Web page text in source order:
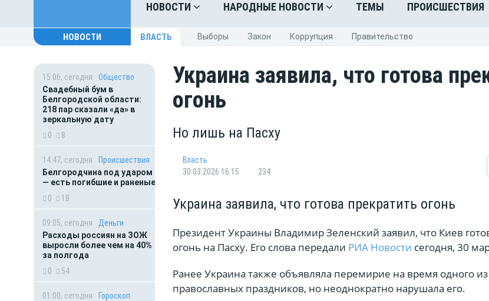
НОВОСТИ НАРОДНЫЕ НОВОСТИ ТЕМЫ ПРОИСШЕСТВИЯ
НОВОСТИ ВЛАСТЬ Выборы Закон Коррупция Правительство
15:06, сегодня
Общество
Свадебный бум в
Белгородской области:
218 пар сказали «да» в
зеркальную дату
0
8
14:47, сегодня
Происшествия
Белгородчина под ударом
— есть погибшие и раненые
0
18
09:05, сегодня
Деньги
Расходы россиян на ЗОЖ
выросли более чем на 40%
за полгода
0
54
01:00, сегодня
Гороскоп
Украина заявила, что готова
огонь
Но лишь на Пасху
Власть
30.03.2026 16:15
234
Украина заявила, что готова прекратить огонь
Президент Украины Владимир Зеленский заявил, что Киев
огонь на Пасху. Его слова передали РИА Новости сегодня, 30
Ранее Украина также объявляла перемирие на время одного
православных праздников, но неоднократно нарушала его.